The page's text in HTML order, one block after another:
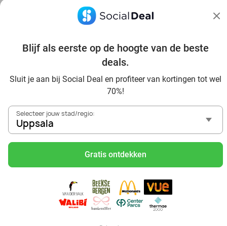
Blijf als eerste op de hoogte van de beste
deals.
Sluit je aan bij Social Deal en profiteer van kortingen tot wel
70%!
Selecteer jouw stad/regio:
Uppsala
Gratis ontdekken
heerlijke vegetarische gerechten. Denk aan een klassieke
tortilla de patatas, Spaanse kazen en olijven.
tapasrestaurant in de buurt?
Zoek via de website of app van Social Deal naar tapas in
Uppsala. Claim jouw deal en reserveer direct een tafel met
Ontdek alle topdeals in jouw omgeving